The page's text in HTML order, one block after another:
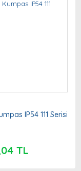
IP54 111 Serisi
TL